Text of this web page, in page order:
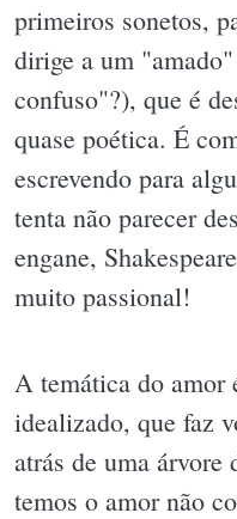
primeiros sonetos,
dirige a um
confuso"?), que é
quase poética. É
escrevendo para
tenta não parecer
engane,
muito passional!
A temática do amor
idealizado, que faz
atrás de uma árvore
temos o amor não